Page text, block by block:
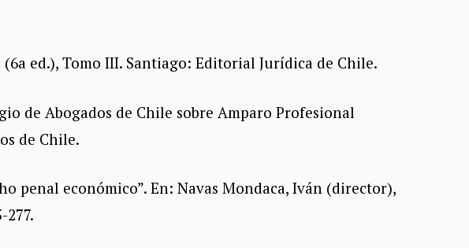
ed.), Tomo III. Santiago: Editorial Jurídica de Chile.
de Abogados de Chile sobre Amparo Profesional
de Chile.
penal económico”. En: Navas Mondaca, Iván (director),